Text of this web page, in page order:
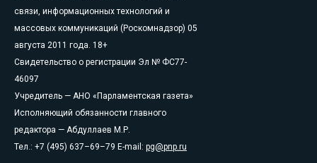
связи, информационных технологий и
массовых коммуникаций (Роскомнадзор) 05
августа 2011 года. 18+
Свидетельство о регистрации Эл № ФС77-
46097
Учредитель — АНО «Парламентская газета»
Исполняющий обязанности главного
редактора — Абдуллаев М.Р.
Тел.: +7 (495) 637–69–79 E-mail: pg@pnp.ru